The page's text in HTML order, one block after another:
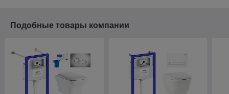
Подобные товары компании